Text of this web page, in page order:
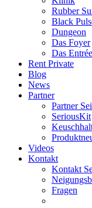
Rubber
Black
Dungeon
Das Foyer
Das Entrée
Rent Private
Blog
News
Partner
Partner
SeriousKit
Videos
Kontakt
Kontakt
Fragen